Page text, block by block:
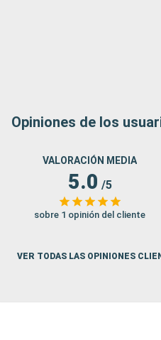
Opiniones de los
VALORACIÓN MEDIA
5.0 /5
sobre 1 opinión del cliente
VER TODAS LAS OPINIONES